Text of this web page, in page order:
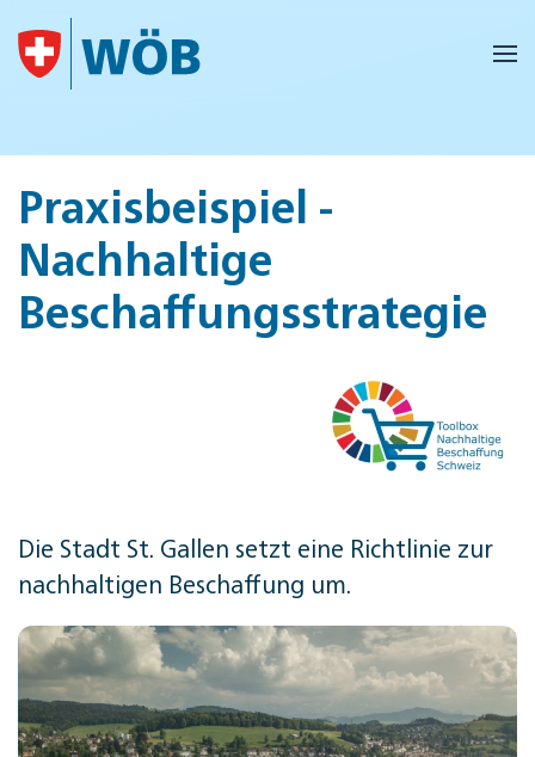
Skip to main content
Praxisbeispiel -
Nachhaltige
Beschaffungsstrategie
Die Stadt St. Gallen setzt eine Richtlinie zur
nachhaltigen Beschaffung um.